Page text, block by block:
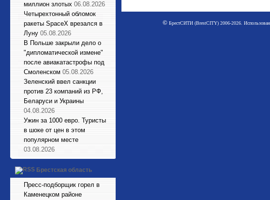
миллион злотых 06.08.2026
Четырехтонный обломок
ракеты SpaceX врезался в
Луну 05.08.2026
В Польше закрыли дело о
"дипломатической измене"
после авиакатастрофы под
Смоленском 05.08.2026
Зеленский ввел санкции
против 23 компаний из РФ,
Беларуси и Украины
04.08.2026
Ужин за 1000 евро. Туристы
в шоке от цен в этом
популярном месте
03.08.2026
Брестская область
Пресс-подборщик горел в
Каменецком районе
©БрестСИТИ (BrestCITY) 2006-2026.